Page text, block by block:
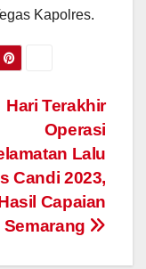
Kapolres.
Hari Terakhir
Operasi
Lalu
Candi 2023,
Capaian
Semarang